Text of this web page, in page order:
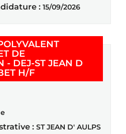
: 15/09/2026
DE
- DEJ-ST JEAN D
H/F(Nouvelle fenêtre)
: ST JEAN D' AULPS